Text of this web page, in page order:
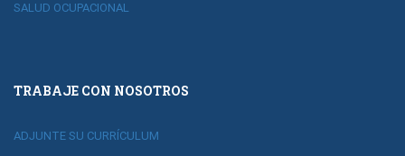
SALUD OCUPACIONAL
TRABAJE CON NOSOTROS
ADJUNTE SU CURRÍCULUM